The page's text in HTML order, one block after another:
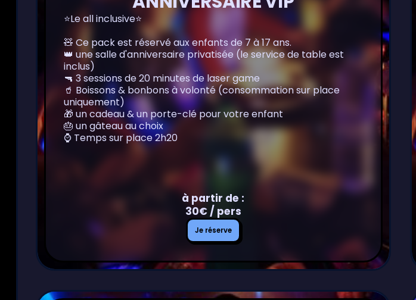
⭐Le all inclusive⭐
🧸 Ce pack est réservé aux enfants de 7 à 17 ans.
👑 une salle d'anniversaire privatisée (le service de table est
inclus)
🔫 3 sessions de 20 minutes de laser game
🥤 Boissons & bonbons à volonté (consommation sur place
uniquement)
🎁 un cadeau & un porte-clé pour votre enfant
🎂 un gâteau au choix
⌚️ Temps sur place 2h20
à partir de :
30€ / pers
Je
réserve
Je réserve